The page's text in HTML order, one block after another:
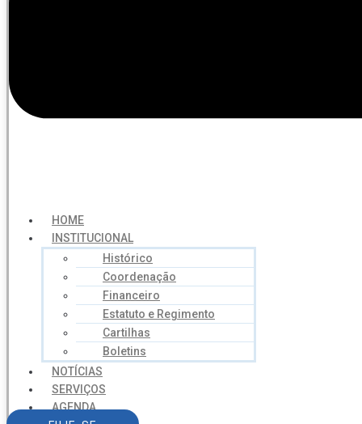
HOME
INSTITUCIONAL
Histórico
Coordenação
Financeiro
Estatuto e Regimento
Cartilhas
Boletins
NOTÍCIAS
SERVIÇOS
AGENDA